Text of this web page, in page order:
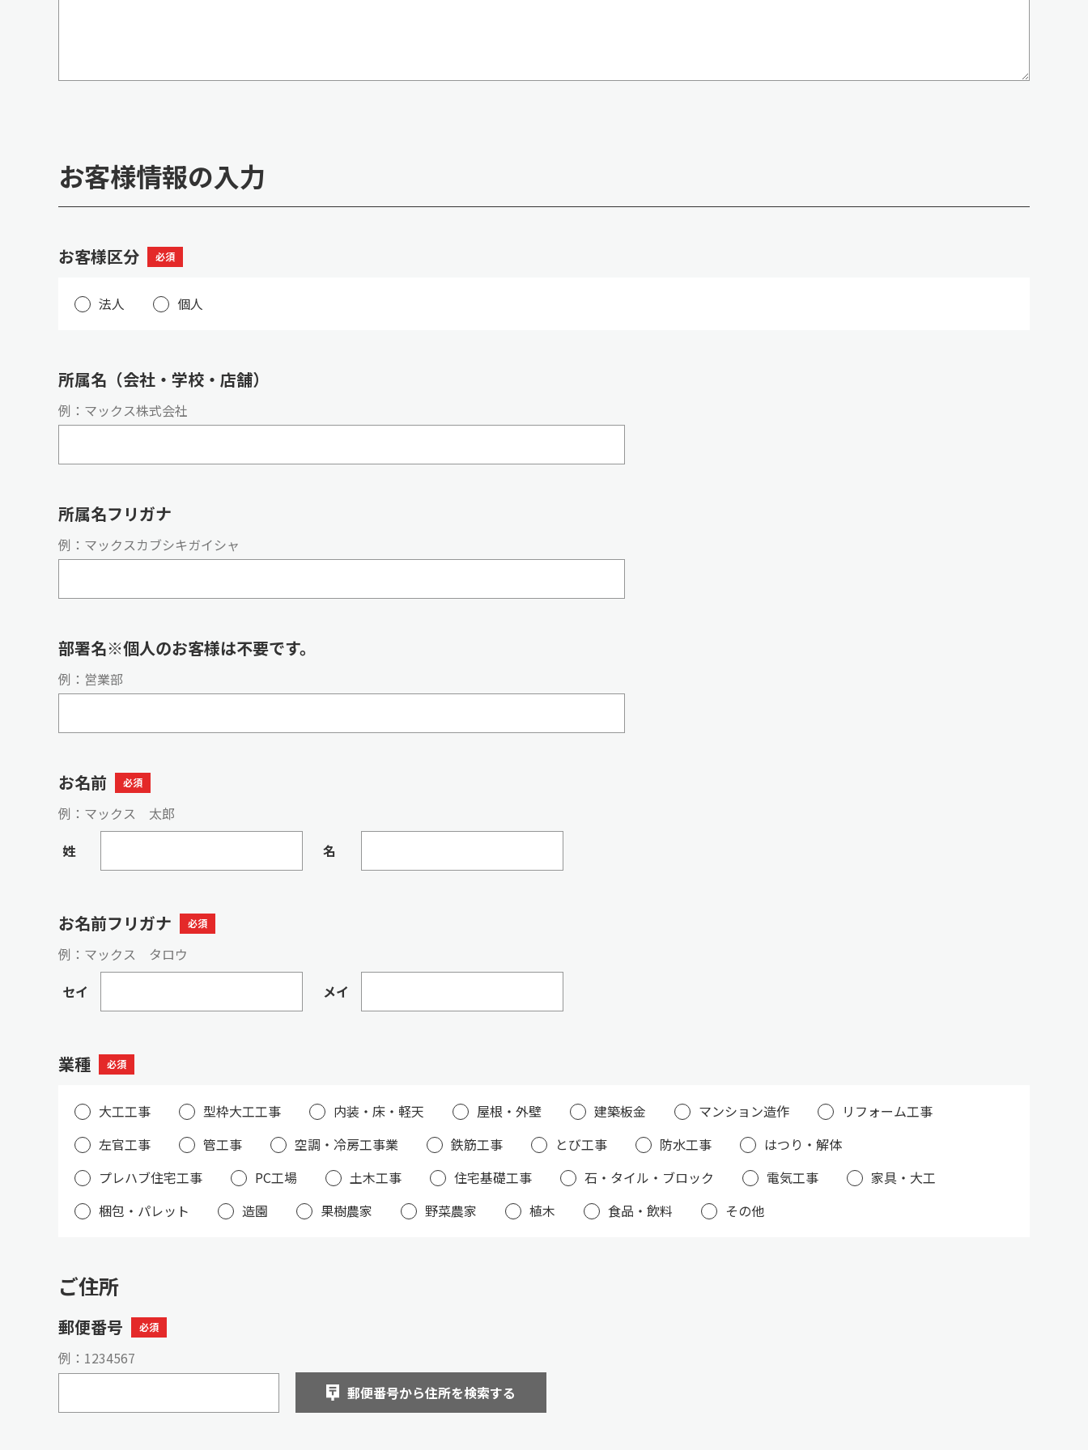
お客様情報の入力
お客様区分 必須
法人 個人
所属名（会社・学校・店舗）
例：マックス株式会社
所属名フリガナ
例：マックスカブシキガイシャ
部署名※個人のお客様は不要です。
例：営業部
お名前 必須
例：マックス 太郎
姓
名
お名前フリガナ 必須
例：マックス タロウ
セイ
メイ
業種 必須
大工工事 型枠大工工事 内装・床・軽天 屋根・外壁 建築板金 マンション造作
リフォーム工事
左官工事
管工事 空調・冷房工事業 鉄筋工事 とび工事 防水工事
はつり・解体
プレハブ住宅工事
PC工場 土木工事 住宅基礎工事 石・タイル・ブロック 電気工事
家具・大工
梱包・パレット
造園 果樹農家 野菜農家 植木 食品・飲料 その他
ご住所
郵便番号 必須
例：1234567
郵便番号から住所を検索する